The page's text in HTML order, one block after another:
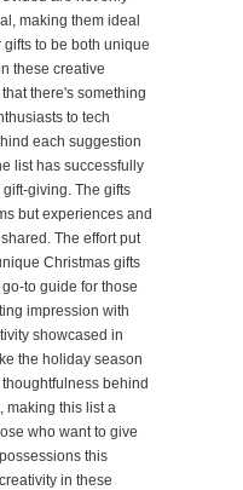
making them ideal
to be both unique
these creative
there's something
to tech
each suggestion
list has successfully
giving. The gifts
but experiences and
The effort put
Christmas gifts
to guide for those
impression with
showcased in
the holiday season
behind
making this list a
who want to give
this
in these